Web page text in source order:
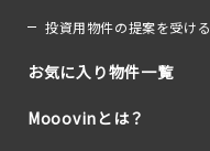
投資用物件の提案を受ける
お気に入り物件一覧
Mooovinとは？